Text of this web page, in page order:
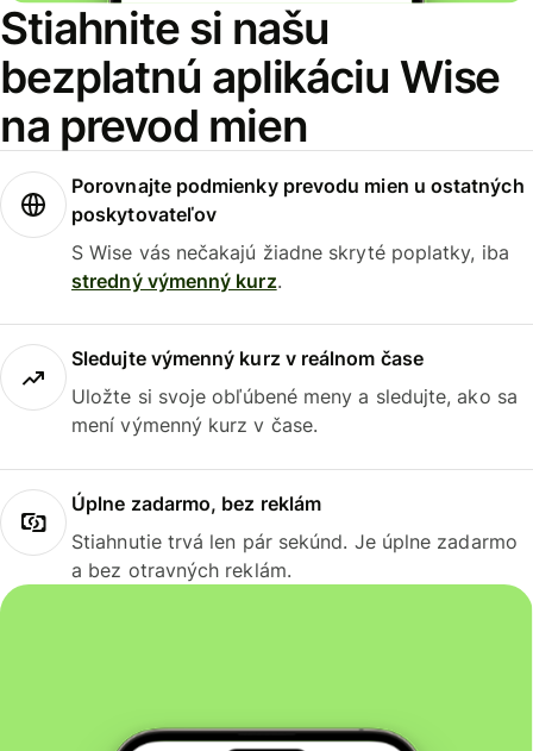
Stiahnite si našu
bezplatnú aplikáciu Wise
na prevod mien
Porovnajte podmienky prevodu mien u ostatných
poskytovateľov
S Wise vás nečakajú žiadne skryté poplatky, iba
stredný výmenný kurz.
Sledujte výmenný kurz v reálnom čase
Uložte si svoje obľúbené meny a sledujte, ako sa
mení výmenný kurz v čase.
Úplne zadarmo, bez reklám
Stiahnutie trvá len pár sekúnd. Je úplne zadarmo
a bez otravných reklám.